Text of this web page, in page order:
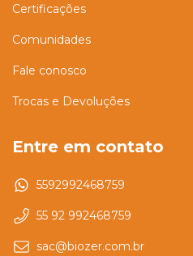
Certificações
Comunidades
Fale conosco
Trocas e Devoluções
Entre em contato
5592992468759
55 92 992468759
sac@biozer.com.br